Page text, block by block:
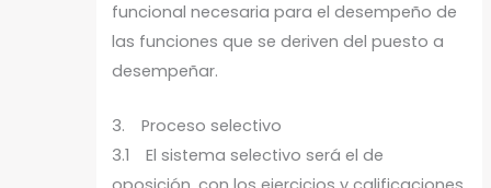
funcional necesaria para el desempeño de
las funciones que se deriven del puesto a
desempeñar.
3. Proceso selectivo
3.1 El sistema selectivo será el de